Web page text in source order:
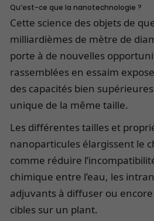
Qu’est-ce que la nanotechnologie ?
Cette science des objets de
milliardièmes de mètre de
porte à de nouvelles
rassemblées en essaim
des capacités bien
unique de la même taille.
Les différentes tailles et
nanoparticules élargissent le
comme réduire
chimique entre l’eau, les
adjuvants à diffuser ou
cibles sur un plant.